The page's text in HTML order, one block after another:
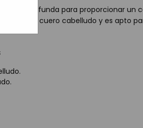
profunda para proporcionar un
del cuero cabelludo y es apto